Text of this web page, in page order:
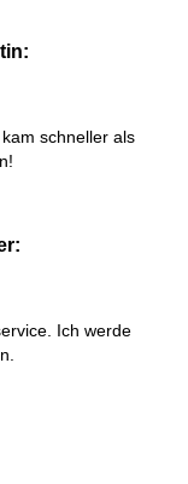
schneller als
Ich werde